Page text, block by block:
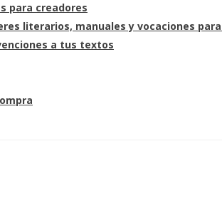
para creadores
literarios, manuales y vocaciones
a tus textos